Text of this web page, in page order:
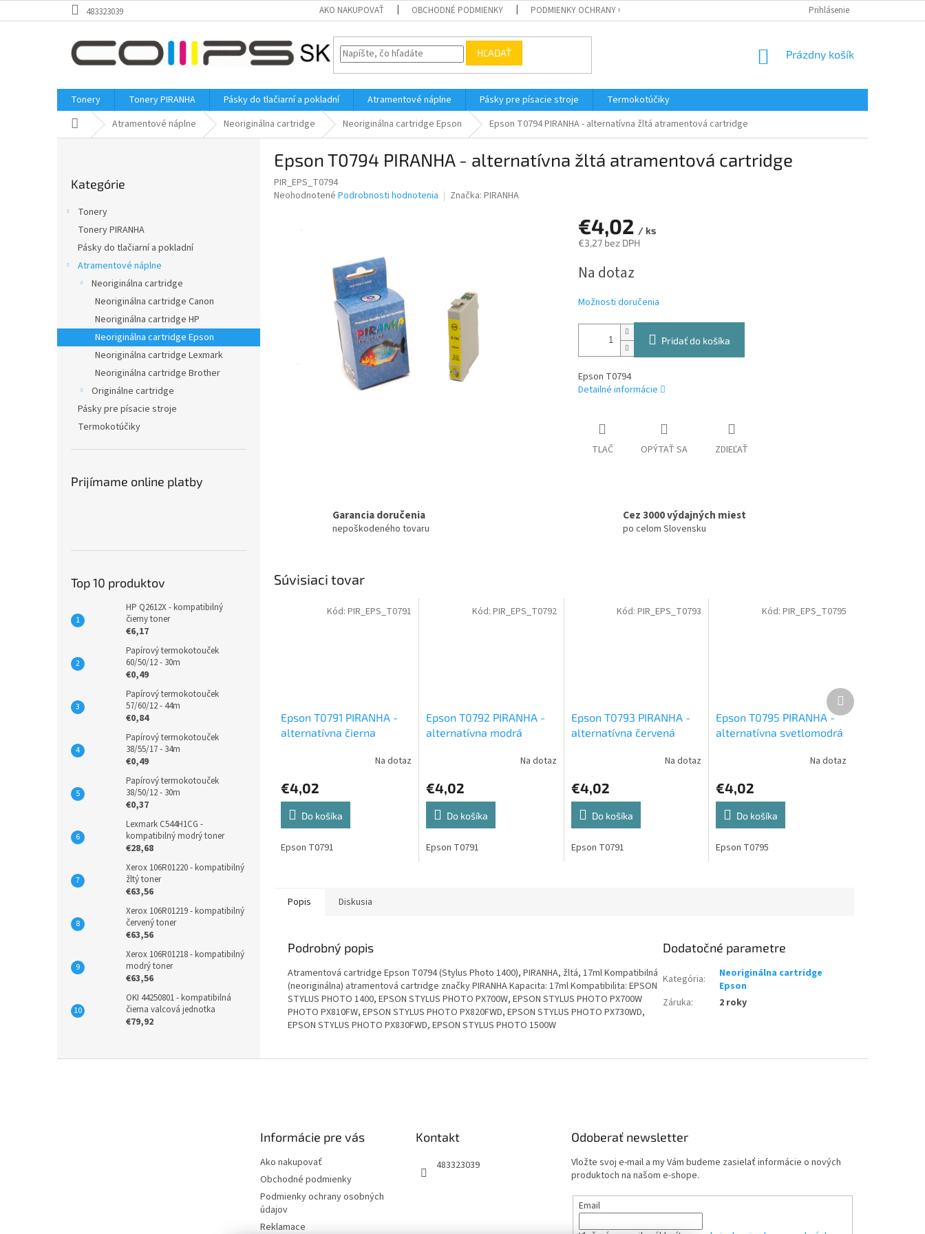
na
483323039 AKO NAKUPOVAŤ OBCHODNÉ PODMIENKY PODMIENKY OCHRANY OSOBNÝCH ÚDAJOV KONTAKTY
Prihlásenie
HĽADAŤ
NÁKUPNÝ
Prázdny košík
Tonery Tonery PIRANHA Pásky do tlačiarní a pokladní Atramentové náplne Pásky pre písacie stroje
Termokotúčiky
DomovAtramentové náplne Neoriginálna cartridge Neoriginálna cartridge Epson Epson T0794 PIRANHA - alternatívna žltá atramentová cartridge
kategórie
Kategórie
Tonery
Tonery PIRANHA
Pásky do tlačiarní a pokladní
Atramentové náplne
Neoriginálna cartridge
Neoriginálna cartridge Canon
Neoriginálna cartridge HP
Neoriginálna cartridge Epson
Neoriginálna cartridge Lexmark
Neoriginálna cartridge Brother
Originálne cartridge
Pásky pre písacie stroje
Termokotúčiky
Prijímame online platby
Top 10 produktov
HP Q2612X - kompatibilný
čierny toner
€6,17
Papírový termokotouček
60/50/12 - 30m
€0,49
Papírový termokotouček
57/60/12 - 44m
€0,84
Papírový termokotouček
38/55/17 - 34m
€0,49
Papírový termokotouček
38/50/12 - 30m
€0,37
Lexmark C544H1CG -
kompatibilný modrý toner
€28,68
Xerox 106R01220 - kompatibilný
žltý toner
€63,56
Xerox 106R01219 - kompatibilný
červený toner
€63,56
Xerox 106R01218 - kompatibilný
modrý toner
€63,56
OKI 44250801 - kompatibilná
čierna valcová jednotka
€79,92
Epson T0794 PIRANHA - alternatívna žltá atramentová cartridge
PIR_EPS_T0794
Priemerné
Neohodnotené Podrobnosti hodnotenia Značka: PIRANHA
€4,02 / ks
€3,27 bez DPH
cena:
Na dotaz
Možnosti doručenia
Pridať do košíka
Epson T0794
Detailné informácie
TLAČ OPÝTAŤ SA ZDIEĽAŤ
Garancia doručenia
nepoškodeného tovaru
Cez 3000 výdajných miest
po celom Slovensku
Súvisiaci tovar
Epson T0791 PIRANHA -
alternatívna čierna
Na dotaz
€4,02
Do košíka
Epson T0791
Kód: PIR_EPS_T0791
Epson T0792 ​​PIRANHA -
alternatívna modrá
Na dotaz
€4,02
Do košíka
Epson T0791
Kód: PIR_EPS_T0792
Epson T0793 PIRANHA -
alternatívna červená
Na dotaz
€4,02
Do košíka
Epson T0791
Kód:PIR_EPS_T0793
Epson T0795 PIRANHA -
alternatívna svetlomodrá
Na dotaz
€4,02
Do košíka
Epson T0795
Kód: PIR_EPS_T0795
Ďalší
produkt
Popis Diskusia
Podrobný popis
Atramentová cartridge Epson T0794 (Stylus Photo 1400), PIRANHA, žltá, 17ml Kompatibilná
(neoriginálna) atramentová cartridge značky PIRANHA Kapacita: 17ml Kompatibilita: EPSON
STYLUS PHOTO 1400, EPSON STYLUS PHOTO PX700W, EPSON STYLUS PHOTO PX700W
PHOTO PX810FW, EPSON STYLUS PHOTO PX820FWD, EPSON STYLUS PHOTO PX730WD,
EPSON STYLUS PHOTO PX830FWD, EPSON STYLUS PHOTO 1500W
Dodatočné parametre
Kategória:
Neoriginálna cartridge
Epson
Záruka: 2 roky
Informácie pre vás
Ako nakupovať
Obchodné podmienky
Podmienky ochrany osobných
údajov
Reklamace
Kontakt
483323039
Odoberať newsletter
Vložte svoj e-mail a my Vám budeme zasielať informácie o nových
produktoch na našom e-shope.
Email